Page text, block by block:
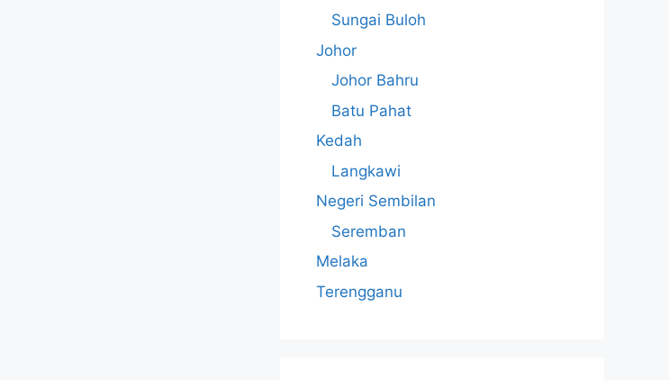
Sungai Buloh
Johor
Johor Bahru
Batu Pahat
Kedah
Langkawi
Negeri Sembilan
Seremban
Melaka
Terengganu